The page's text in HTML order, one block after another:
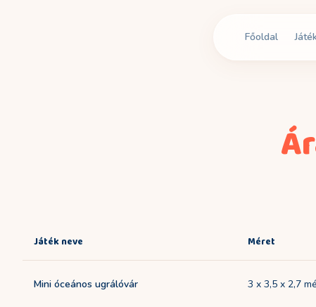
Főoldal
Játék neve Méret
Mini óceános ugrálóvár 3 x 3,5 x 2,7